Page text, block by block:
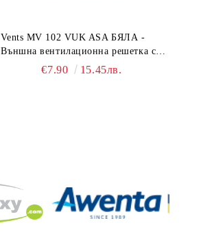
Vents MV 102 VUK ASA БЯЛА -
Външна вентилационна решетка с
гравитачна клапа Ø 100, Ø 125,
€7.90 15.45лв.